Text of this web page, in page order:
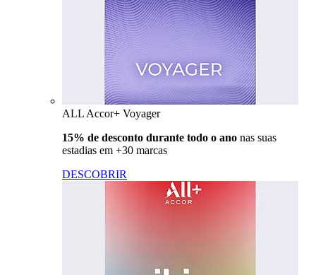
ALL Accor+ Voyager
15% de desconto durante todo o ano nas suas
estadias em +30 marcas
DESCOBRIR